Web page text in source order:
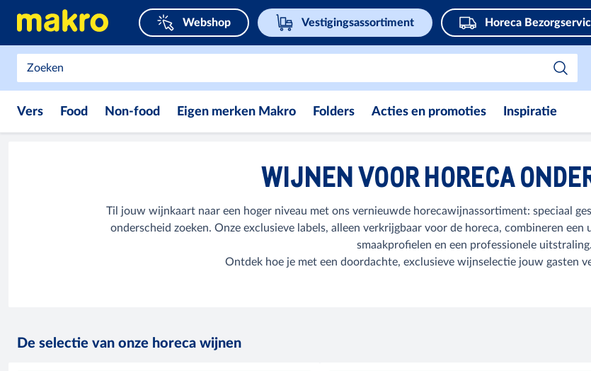
Webshop Vestigingsassortiment Horeca
Vers Food Non-food Eigen merken Makro Folders Acties en promoties Inspiratie
WIJNEN VOOR HORECA
Til jouw wijnkaart naar een hoger niveau met ons vernieuwde horecawijnassortiment: speciaal
onderscheid zoeken. Onze exclusieve labels, alleen verkrijgbaar voor de horeca, combineren
smaakprofielen en een professionele uitstraling.
Ontdek hoe je met een doordachte, exclusieve wijnselectie jouw gasten
De selectie van onze horeca wijnen